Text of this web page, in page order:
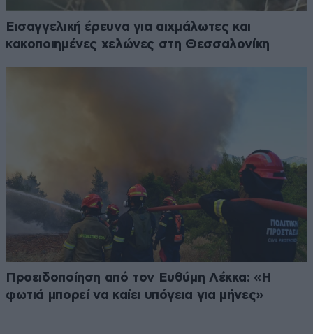
Εισαγγελική έρευνα για αιχμάλωτες και
κακοποιημένες χελώνες στη Θεσσαλονίκη
Προειδοποίηση από τον Ευθύμη Λέκκα: «Η
φωτιά μπορεί να καίει υπόγεια για μήνες»